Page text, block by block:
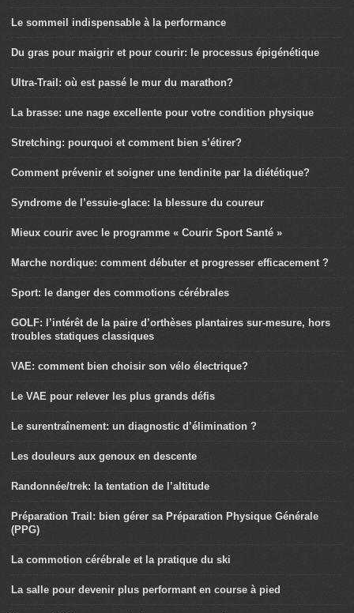
Le sommeil indispensable à la performance
Du gras pour maigrir et pour courir: le processus épigénétique
Ultra-Trail: où est passé le mur du marathon?
La brasse: une nage excellente pour votre condition physique
Stretching: pourquoi et comment bien s’étirer?
Comment prévenir et soigner une tendinite par la diététique?
Syndrome de l’essuie-glace: la blessure du coureur
Mieux courir avec le programme « Courir Sport Santé »
Marche nordique: comment débuter et progresser efficacement ?
Sport: le danger des commotions cérébrales
GOLF: l’intérêt de la paire d’orthèses plantaires sur-mesure, hors
troubles statiques classiques
VAE: comment bien choisir son vélo électrique?
Le VAE pour relever les plus grands défis
Le surentraînement: un diagnostic d’élimination ?
Les douleurs aux genoux en descente
Randonnée/trek: la tentation de l’altitude
Préparation Trail: bien gérer sa Préparation Physique Générale
(PPG)
La commotion cérébrale et la pratique du ski
La salle pour devenir plus performant en course à pied